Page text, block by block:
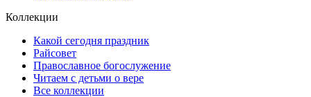
Коллекции
Какой сегодня праздник
Райсовет
Православное богослужение
Читаем с детьми о вере
Все коллекции